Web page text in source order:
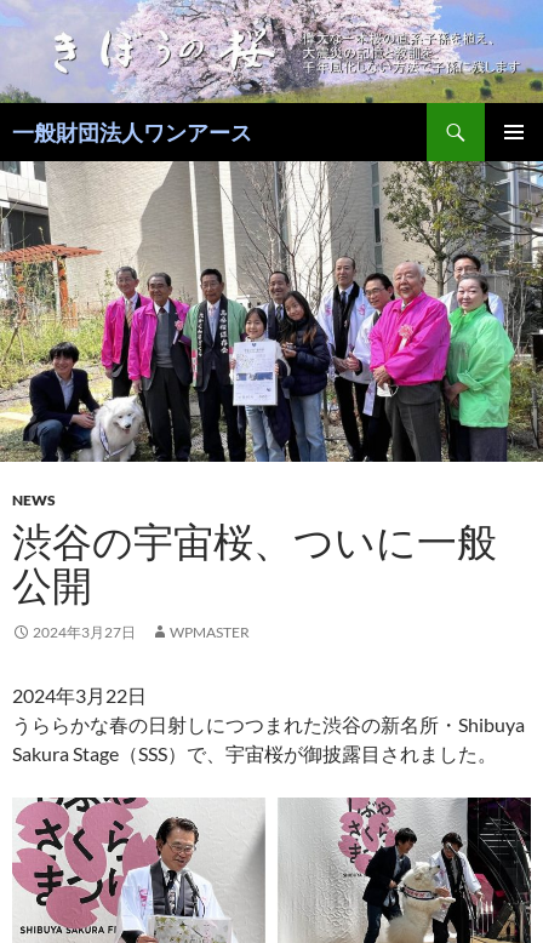
コ
ン
ツ
へ
ス
キ
ッ
プ
一般財団法人ワンアース
メインメ
ニュー
NEWS
渋谷の宇宙桜、ついに一般
公開
2024年3月27日 WPMASTER
2024年3月22日
うららかな春の日射しにつつまれた渋谷の新名所・Shibuya
Sakura Stage（SSS）で、宇宙桜が御披露目されました。